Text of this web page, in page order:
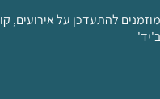
מוזמנים להתעדכן על אירועים,
ב'יד'